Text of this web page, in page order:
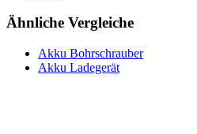
Ähnliche Vergleiche
Akku Bohrschrauber
Akku Ladegerät